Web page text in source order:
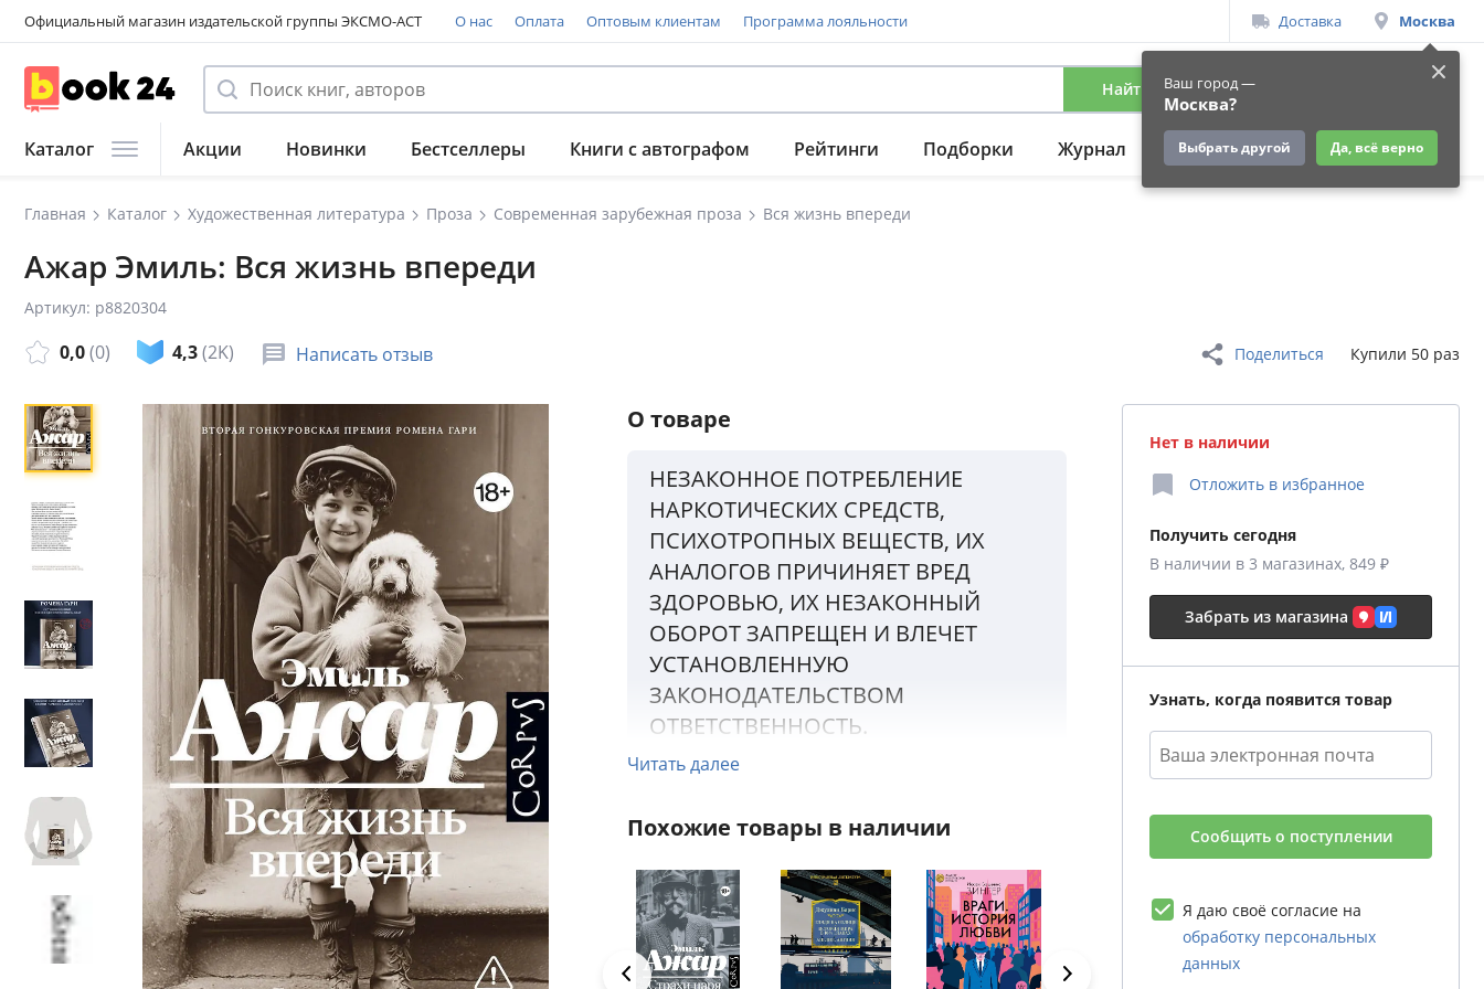
Официальный магазин издательской группы ЭКСМО-АСТ О нас Оплата Оптовым клиентам Программа лояльности Доставка Москва
Ваш город —
Москва?
Выбрать другой Да, всё верно
Найти Вход
Каталог Акции Новинки Бестселлеры Книги с автографом Рейтинги Подборки Журнал Подарки Ещё
Главная Каталог Художественная литература Проза Современная зарубежная проза Вся жизнь впереди
Ажар Эмиль: Вся жизнь впереди
Артикул: p8820304
0,0(0) 4,3(2K) Написать отзыв Поделиться Купили 50 раз
О товаре
НЕЗАКОННОЕ ПОТРЕБЛЕНИЕ
НАРКОТИЧЕСКИХ СРЕДСТВ,
ПСИХОТРОПНЫХ ВЕЩЕСТВ, ИХ
АНАЛОГОВ ПРИЧИНЯЕТ ВРЕД
ЗДОРОВЬЮ, ИХ НЕЗАКОННЫЙ
ОБОРОТ ЗАПРЕЩЕН И ВЛЕЧЕТ
УСТАНОВЛЕННУЮ
ЗАКОНОДАТЕЛЬСТВОМ
ОТВЕТСТВЕННОСТЬ.
литературная мистификация XX века.
Эмиль Ажар совершил невозможное – стал
единственным в истории двукратным
обладателем Гонкуровской премии.
Читать далее
Похожие товары в наличии
Нет в наличии
Отложить в избранное
Получить сегодня
В наличии в 3 магазинах, 849 ₽
Забрать из магазина
Узнать, когда появится товар
Сообщить о поступлении
Я даю своё согласие на
обработку персональных
данных